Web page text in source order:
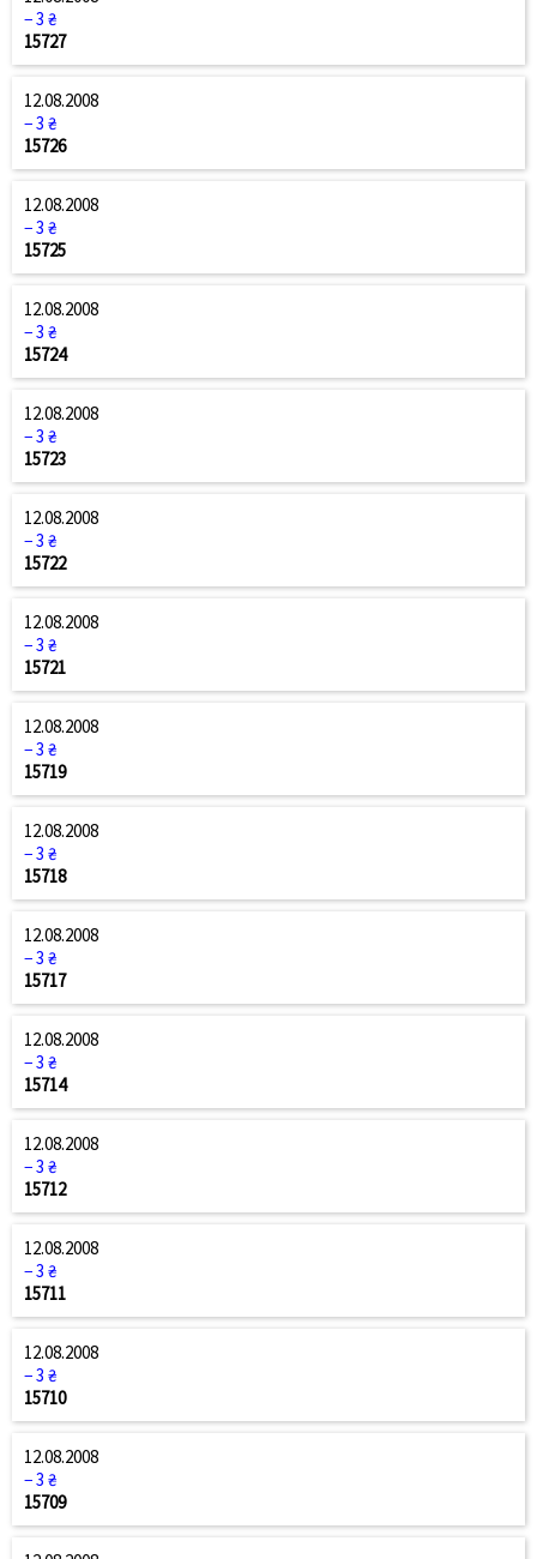
− 3 ₴
15727
12.08.2008
− 3 ₴
15726
12.08.2008
− 3 ₴
15725
12.08.2008
− 3 ₴
15724
12.08.2008
− 3 ₴
15723
12.08.2008
− 3 ₴
15722
12.08.2008
− 3 ₴
15721
12.08.2008
− 3 ₴
15719
12.08.2008
− 3 ₴
15718
12.08.2008
− 3 ₴
15717
12.08.2008
− 3 ₴
15714
12.08.2008
− 3 ₴
15712
12.08.2008
− 3 ₴
15711
12.08.2008
− 3 ₴
15710
12.08.2008
− 3 ₴
15709